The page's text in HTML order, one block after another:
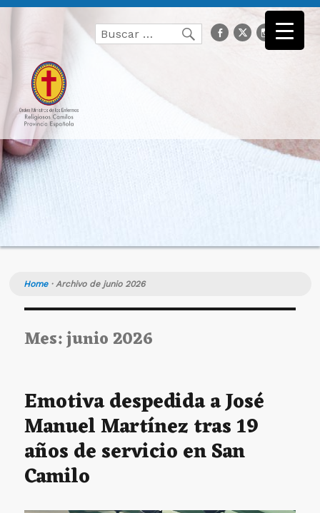
Buscar
por:
Buscarfacebook
Twitter
Home· Archivo de junio 2026
Mes:junio 2026
Emotiva despedida a José
Manuel Martínez tras 19
años de servicio en San
Camilo